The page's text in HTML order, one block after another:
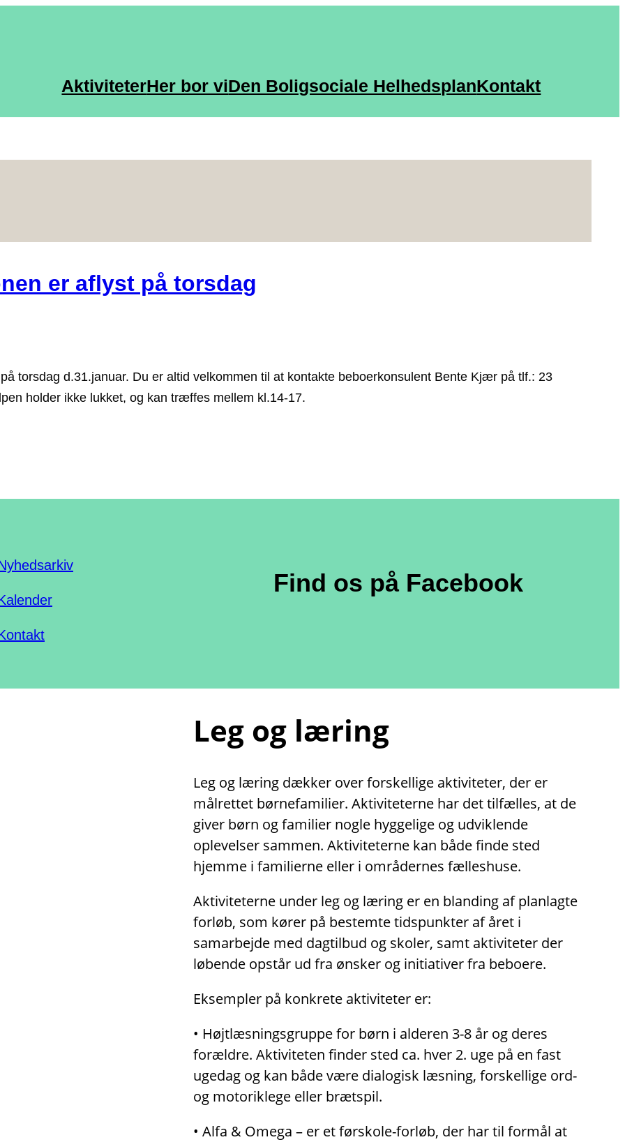
AktiviteterHer bor viDen Boligsociale HelhedsplanKontakt
er aflyst på torsdag
torsdag d.31.januar. Du er altid velkommen til at kontakte beboerkonsulent Bente Kjær på tlf.: 23
holder ikke lukket, og kan træffes mellem kl.14-17.
Find os på Facebook
Leg og læring
Leg og læring dækker over forskellige aktiviteter, der er
målrettet børnefamilier. Aktiviteterne har det tilfælles, at de
giver børn og familier nogle hyggelige og udviklende
oplevelser sammen. Aktiviteterne kan både finde sted
hjemme i familierne eller i områdernes fælleshuse.
Aktiviteterne under leg og læring er en blanding af planlagte
forløb, som kører på bestemte tidspunkter af året i
samarbejde med dagtilbud og skoler, samt aktiviteter der
løbende opstår ud fra ønsker og initiativer fra beboere.
Eksempler på konkrete aktiviteter er:
• Højtlæsningsgruppe for børn i alderen 3-8 år og deres
forældre. Aktiviteten finder sted ca. hver 2. uge på en fast
ugedag og kan både være dialogisk læsning, forskellige ord-
og motoriklege eller brætspil.
• Alfa & Omega – er et førskole-forløb, der har til formål at